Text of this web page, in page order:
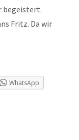
begeistert.
Fritz. Da wir
WhatsApp